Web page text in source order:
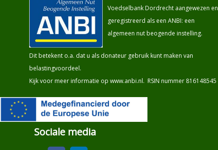
Voedselbank Dordrecht aangewezen en
geregistreerd als een ANBI: een
algemeen nut beogende instelling.
Dit betekent o.a. dat u als donateur gebruik kunt maken van
belastingvoordeel.
Kijk voor meer informatie op www.anbi.nl. RSIN nummer 816148545
Sociale media